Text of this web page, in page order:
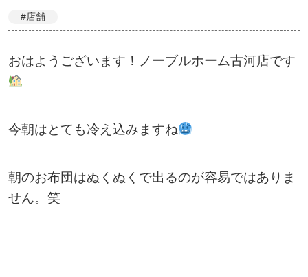
#店舗
おはようございます！ノーブルホーム古河店です
今朝はとても冷え込みますね
朝のお布団はぬくぬくで出るのが容易ではありま
せん。笑